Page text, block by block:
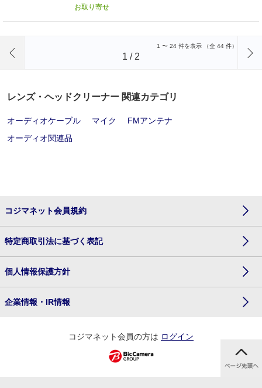
お取り寄せ
1 〜 24 件を表示 （全 44 件）
1 / 2
レンズ・ヘッドクリーナー 関連カテゴリ
オーディオケーブル マイク
FMアンテナ
オーディオ関連品
コジマネット会員規約
特定商取引法に基づく表記
個人情報保護方針
企業情報・IR情報
コジマネット会員の方は ログイン